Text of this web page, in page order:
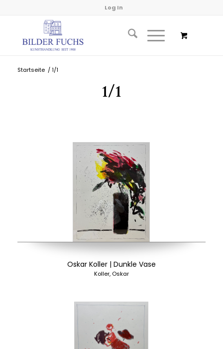
Log In
Startseite / 1/1
1/1
Oskar Koller | Dunkle Vase
Koller, Oskar